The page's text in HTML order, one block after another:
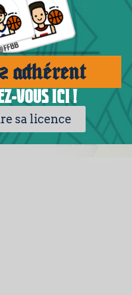
adhérent
vous ici !
sa licence